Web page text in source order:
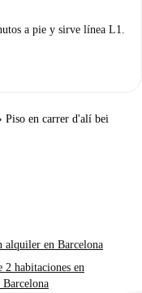
a pie y sirve línea L1.
› Piso en carrer d'alí bei
alquiler en Barcelona
2 habitaciones en